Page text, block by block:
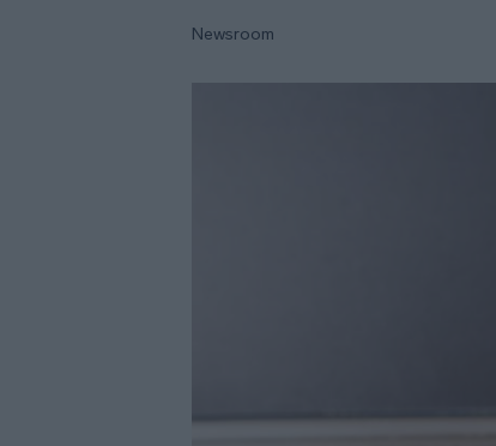
Newsroom